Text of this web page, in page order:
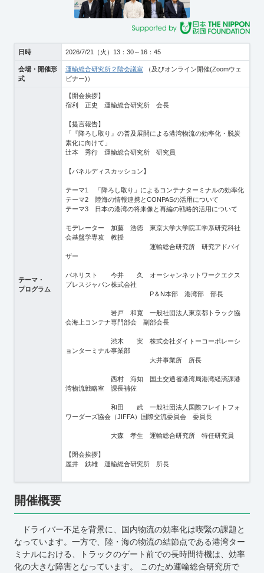
日時 2026/7/21（火）13：30～16：45
会場・開催形
式
運輸総合研究所２階会議室（及びオンライン開催(Zoomウェ
ビナー)）
テーマ・
プログラム
【開会挨拶】
宿利 正史 運輸総合研究所 会長
【提言報告】
「『降ろし取り』の普及展開による港湾物流の効率化・脱炭
素化に向けて」
辻本 秀行 運輸総合研究所 研究員
【パネルディスカッション】
テーマ1 「降ろし取り」によるコンテナターミナルの効率化
テーマ2 陸海の情報連携とCONPASの活用について
テーマ3 日本の港湾の将来像と再編の戦略的活用について
モデレーター 加藤 浩徳 東京大学大学院工学系研究科社
会基盤学専攻 教授
運輸総合研究所 研究アドバイ
ザー
パネリスト 今井 久 オーシャンネットワークエクス
プレスジャパン株式会社
P＆N本部 港湾部 部長
岩戸 和寛 一般社団法人東京都トラック協
会海上コンテナ専門部会 副部会長
渋木 実 株式会社ダイトーコーポレーシ
ョンターミナル事業部
大井事業所 所長
西村 海知 国土交通省港湾局港湾経済課港
湾物流戦略室 課長補佐
和田 武 一般社団法人国際フレイトフォ
ワーダーズ協会（JIFFA）国際交流委員会 委員長
大森 孝生 運輸総合研究所 特任研究員
【閉会挨拶】
屋井 鉄雄 運輸総合研究所 所長
開催概要
ドライバー不足を背景に、国内物流の効率化は喫緊の課題と
なっています。一方で、陸・海の物流の結節点である港湾ター
ミナルにおける、トラックのゲート前での長時間待機は、効率
化の大きな障害となっています。 このため運輸総合研究所で